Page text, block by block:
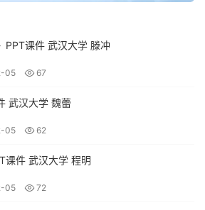
PPT课件 武汉大学 滕冲
05 67
武汉大学 魏蕾
05 62
课件 武汉大学 程明
05 72